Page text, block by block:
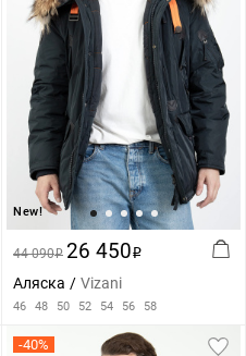
New!
44 090i 26 450i
Аляска Vizani
46 48 50 52 54 56 58
-40%